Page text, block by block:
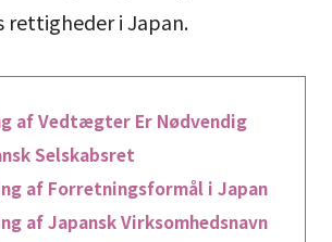
i Japan.
af Vedtægter Er Nødvendig
Selskabsret
af Forretningsformål i Japan
af Japansk Virksomhedsnavn